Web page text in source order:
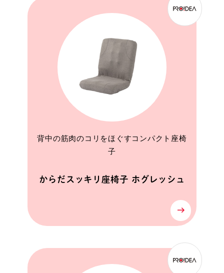
背中の筋肉のコリをほぐすコンパクト座椅
子
からだスッキリ座椅子 ホグレッシュ